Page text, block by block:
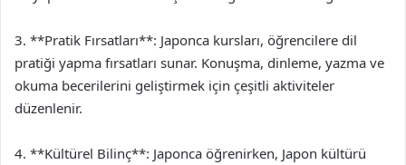
3. **Pratik Fırsatları**: Japonca kursları, öğrencilere dil
pratiği yapma fırsatları sunar. Konuşma, dinleme, yazma ve
okuma becerilerini geliştirmek için çeşitli aktiviteler
düzenlenir.
4. **Kültürel Bilinç**: Japonca öğrenirken, Japon kültürü